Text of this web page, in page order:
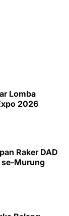
Lomba
2026
Raker DAD
se-Murung